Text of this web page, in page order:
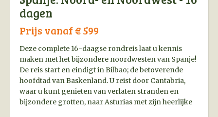
dagen
Prijs vanaf € 599
Deze complete 16-daagse rondreis laat u kennis
maken met het bijzondere noordwesten van Spanje!
De reis start en eindigt in Bilbao; de betoverende
hoofdtad van Baskenland. U reist door Cantabria,
waar u kunt genieten van verlaten stranden en
bijzondere grotten, naar Asturias met zijn heerlijke